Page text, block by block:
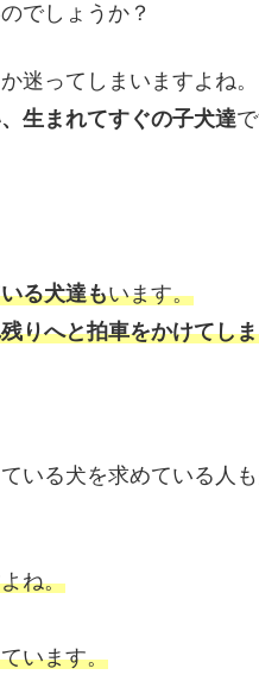
でしょうか？
迷ってしまいますよね。
生まれてすぐの子犬達で
る犬達もいます。
りへと拍車をかけてし
いる犬を求めている人
ね。
います。